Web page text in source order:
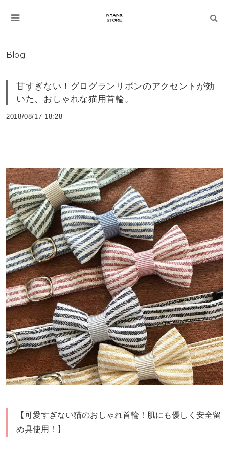
Blog
甘すぎない！グログランリボンのアクセントが効
いた、おしゃれな猫用首輪。
2018/08/17 18:28
【可愛すぎない猫のおしゃれ首輪！肌にも優しく安全留
め具使用！】